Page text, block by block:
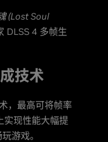
(Lost Soul
DLSS 4 多帧生
技术
，最高可将帧率
实现性能大幅提
游戏。